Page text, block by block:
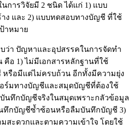
การวิจัยมี 2 ชนิด ได้แก่ 1) แบบ
ง และ 2) แบบทดสอบทางบัญชี ที่ใช้
าหมาย
ญหาและอุปสรรคในการจัดทำ
อ 1) ไม่มีเอกสารหลักฐานที่ใช้
รือมีแต่ไม่ครบถ้วน อีกทั้งมีความยุ่ง
อร์มทางบัญชีและสมุดบัญชีที่ต้องใช้
บันทึกบัญชีจริงในสมุดเพราะกลัวข้อมูล
ทึกบัญชีซ้ำซ้อนหรือลืมบันทึกบัญชี 3)
ะดวกและตามความเข้าใจ โดยใช้